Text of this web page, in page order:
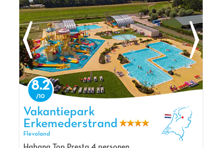
een drankje aan de bar met uitzicht op de
jachthaven. 🍹 Ontdek de charmante steden
Doesburg, Zutphen en Arnhem in de buurt. 🌿
Camping IJsselstrand, de perfecte ontsnapping voor
memorabele herinneringen! 🏕️
De mening van Jasmijn
IJsselstrand is een zeer groot vakantiepark
gelegen aan de rivier met een prachtige
omgeving. Het park ligt vlak bij de steden
Doesburg en Arnhem voor een leuk dagje weg in
de stad of naar de dierentuin! Op het park zelf is
er ook genoeg te beleven, maak gebruik van het
Vakantiepark Erkemederstrand, Vakantiepark Flevoland
8.2
Vakantiepark
Erkemederstrand
Flevoland